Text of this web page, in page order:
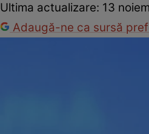
Ultima actualizare: 13
Adaugă-ne ca sursă